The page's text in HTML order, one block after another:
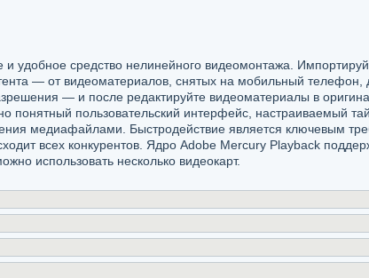
удобное средство нелинейного видеомонтажа.
— от видеоматериалов, снятых на мобильный телефон,
— и после редактируйте видеоматериалы в
понятный пользовательский интерфейс, настраиваемый
медиафайлами. Быстродействие является ключевым
всех конкурентов. Ядро Adobe Mercury Playback
использовать несколько видеокарт.